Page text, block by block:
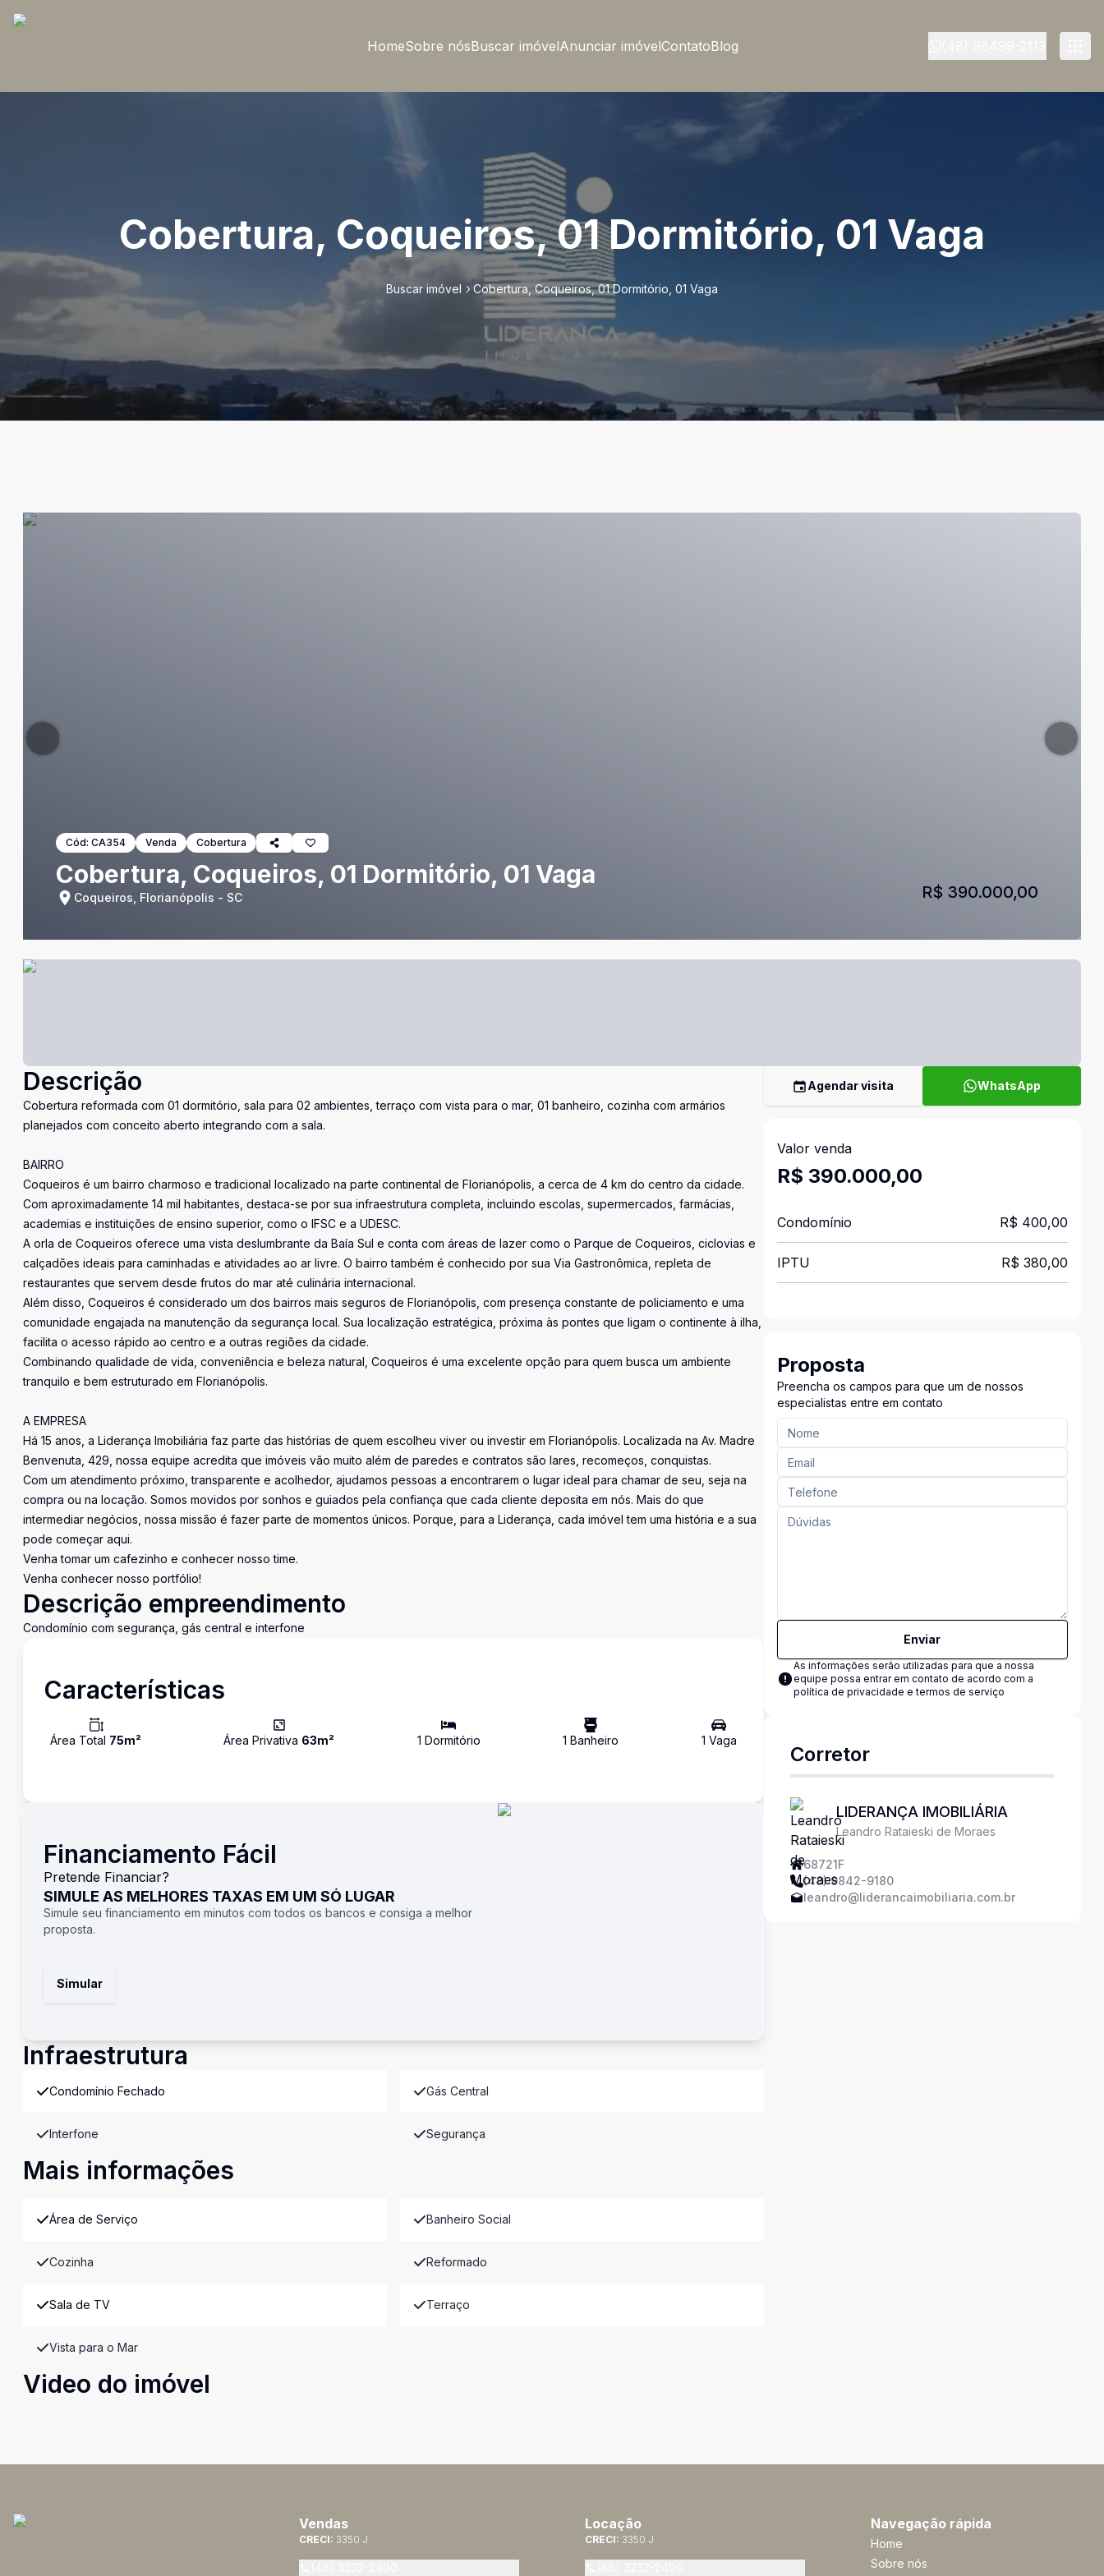
HomeSobre nósBuscar imóvelAnunciar imóvelContatoBlog
Cobertura, Coqueiros, 01 Dormitório, 01 Vaga
Buscar imóvel Cobertura, Coqueiros, 01 Dormitório, 01 Vaga
Cód: CA354 Venda Cobertura
Cobertura, Coqueiros, 01 Dormitório, 01 Vaga
Coqueiros, Florianópolis - SC R$ 390.000,00
Descrição
Cobertura reformada com 01 dormitório, sala para 02 ambientes, terraço com vista para o mar, 01 banheiro, cozinha com armários
planejados com conceito aberto integrando com a sala.
BAIRRO
Coqueiros é um bairro charmoso e tradicional localizado na parte continental de Florianópolis, a cerca de 4 km do centro da cidade.
Com aproximadamente 14 mil habitantes, destaca-se por sua infraestrutura completa, incluindo escolas, supermercados, farmácias,
academias e instituições de ensino superior, como o IFSC e a UDESC.
A orla de Coqueiros oferece uma vista deslumbrante da Baía Sul e conta com áreas de lazer como o Parque de Coqueiros, ciclovias e
calçadões ideais para caminhadas e atividades ao ar livre. O bairro também é conhecido por sua Via Gastronômica, repleta de
restaurantes que servem desde frutos do mar até culinária internacional.
Além disso, Coqueiros é considerado um dos bairros mais seguros de Florianópolis, com presença constante de policiamento e uma
comunidade engajada na manutenção da segurança local. Sua localização estratégica, próxima às pontes que ligam o continente à ilha,
facilita o acesso rápido ao centro e a outras regiões da cidade.
Combinando qualidade de vida, conveniência e beleza natural, Coqueiros é uma excelente opção para quem busca um ambiente
tranquilo e bem estruturado em Florianópolis.
A EMPRESA
Há 15 anos, a Liderança Imobiliária faz parte das histórias de quem escolheu viver ou investir em Florianópolis. Localizada na Av. Madre
Benvenuta, 429, nossa equipe acredita que imóveis vão muito além de paredes e contratos são lares, recomeços, conquistas.
Com um atendimento próximo, transparente e acolhedor, ajudamos pessoas a encontrarem o lugar ideal para chamar de seu, seja na
compra ou na locação. Somos movidos por sonhos e guiados pela confiança que cada cliente deposita em nós. Mais do que
intermediar negócios, nossa missão é fazer parte de momentos únicos. Porque, para a Liderança, cada imóvel tem uma história e a sua
pode começar aqui.
Venha tomar um cafezinho e conhecer nosso time.
Venha conhecer nosso portfólio!
Descrição empreendimento
Condomínio com segurança, gás central e interfone
Características
Área Total 75m² Área Privativa 63m² 1 Dormitório 1 Banheiro 1 Vaga
Financiamento Fácil
Pretende Financiar?
SIMULE AS MELHORES TAXAS EM UM SÓ LUGAR
Simule seu financiamento em minutos com todos os bancos e consiga a melhor
proposta.
Simular
Infraestrutura
Condomínio Fechado Gás Central
Interfone Segurança
Mais informações
Área de Serviço Banheiro Social
Cozinha Reformado
Sala de TV Terraço
Vista para o Mar
Video do imóvel
Agendar visita WhatsApp
Valor venda
R$ 390.000,00
Condomínio R$ 400,00
IPTU R$ 380,00
Proposta
Preencha os campos para que um de nossos
especialistas entre em contato
Enviar
As informações serão utilizadas para que a nossa
equipe possa entrar em contato de acordo com a
política de privacidade e termos de serviço
Corretor
LIDERANÇA IMOBILIÁRIA
Leandro Rataieski de Moraes
68721F
(48) 9842-9180
leandro@liderancaimobiliaria.com.br
Vendas
CRECI: 3350 J
Locação
CRECI: 3350 J
Navegação rápida
Home
Sobre nós